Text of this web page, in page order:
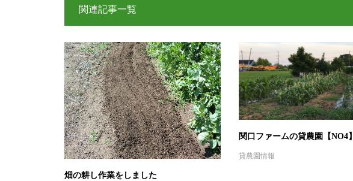
関連記事一覧
畑の耕し作業をしました
関口ファームの貸農園【NO4】
貸農園情報